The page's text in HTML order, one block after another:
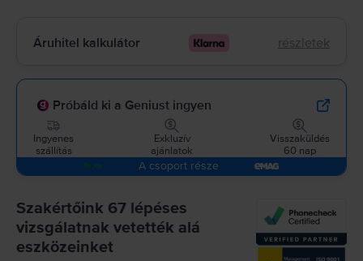
Áruhitel kalkulátor részletek
Próbáld ki a Geniust ingyen
Ingyenes
szállítás
Exkluzív
ajánlatok
Visszaküldés
60 nap
A csoport része
Szakértőink 67 lépéses
vizsgálatnak vetették alá
eszközeinket